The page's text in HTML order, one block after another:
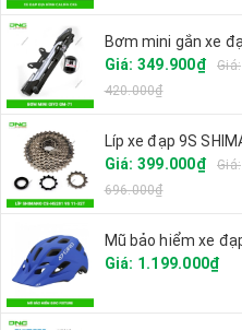
Giá: 349.900₫
Giá:
420.000₫
Giá: 399.000₫
Giá:
696.000₫
Giá: 1.199.000₫